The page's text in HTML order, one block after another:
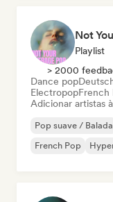
Playlist
> 2000
Dance pop
ElectropopFrench
Adicionar artistas
Pop suave / Balada
French Pop